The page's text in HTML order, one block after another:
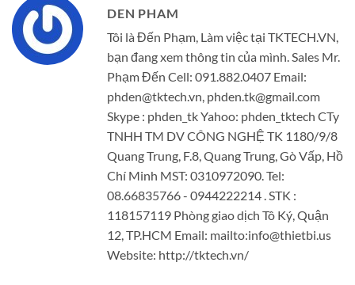
DEN PHAM
Tôi là Đến Phạm, Làm việc tại TKTECH.VN,
bạn đang xem thông tin của mình. Sales Mr.
Phạm Đến Cell: 091.882.0407 Email:
phden@tktech.vn, phden.tk@gmail.com
Skype : phden_tk Yahoo: phden_tktech CTy
TNHH TM DV CÔNG NGHỆ TK 1180/9/8
Quang Trung, F.8, Quang Trung, Gò Vấp, Hồ
Chí Minh MST: 0310972090. Tel:
08.66835766 - 0944222214 . STK :
118157119 Phòng giao dịch Tô Ký, Quận
12, TP.HCM Email: mailto:info@thietbi.us
Website: http://tktech.vn/